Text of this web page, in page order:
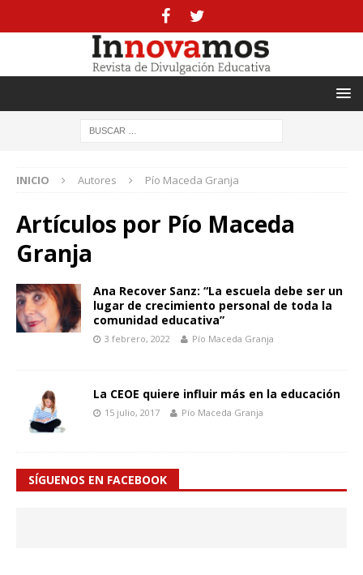
INICIO Autores Pío Maceda Granja
Artículos por Pío Maceda
Granja
Ana Recover Sanz: “La escuela debe ser un
lugar de crecimiento personal de toda la
comunidad educativa”
3 febrero, 2022 Pío Maceda Granja
La CEOE quiere influir más en la educación
15 julio, 2017 Pío Maceda Granja
SÍGUENOS EN FACEBOOK